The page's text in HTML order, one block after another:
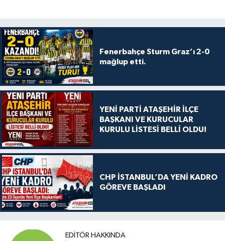
Fenerbahçe Sturm Graz’ı 2-0
mağlup etti.
YENİ PARTİ ATAŞEHİR İLÇE
BAŞKANI VE KURUCULAR
KURULU LİSTESİ BELLİ OLDU!
CHP İSTANBUL’DA YENİ KADRO
GÖREVE BAŞLADI
EDITÖR HAKKINDA